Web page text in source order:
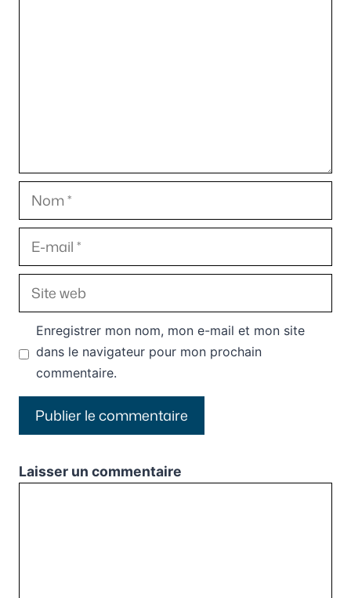
Nom
E-
mail
Site
web
Enregistrer mon nom, mon e-mail et mon site
dans le navigateur pour mon prochain
commentaire.
Laisser un commentaire